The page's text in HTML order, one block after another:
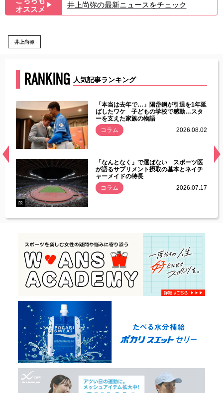
オススメ ▶︎ 井上尚弥の最新ニュースをチェック
井上尚弥
RANKING 人気記事ランキング
常
「本当は去年で…」陽岱鋼が引退を1年延
ばしたワケ 子どもの学校で感動…スタ
ーを支えた家族の物語
コラム
2026.08.02
PR
「なんとなく」で選ばない スポーツ医
が語るサプリメント摂取の基本とネイチ
ャーメイドの特長
コラム
2026.07.17